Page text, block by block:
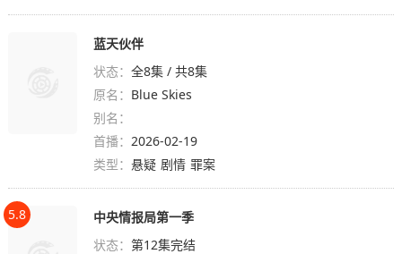
蓝天伙伴
状态：全8集 / 共8集
原名： Blue Skies
别名：
首播： 2026-02-19
类型：悬疑 剧情 罪案
5.8
中央情报局第一季
状态：第12集完结